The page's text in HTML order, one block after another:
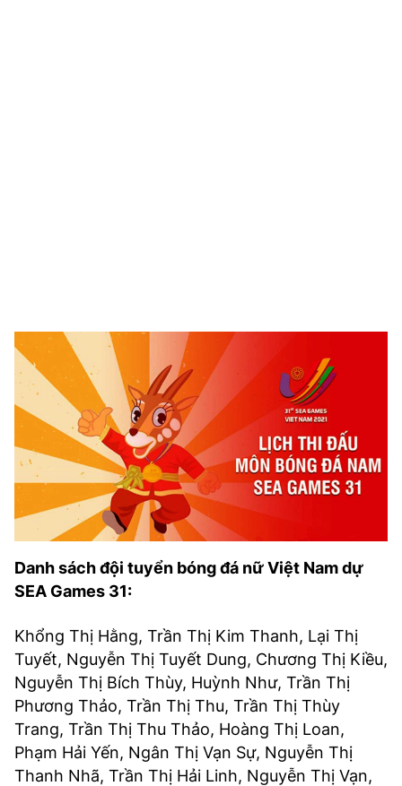
Danh sách đội tuyển bóng đá nữ Việt Nam dự
SEA Games 31:
Khổng Thị Hằng, Trần Thị Kim Thanh, Lại Thị
Tuyết, Nguyễn Thị Tuyết Dung, Chương Thị Kiều,
Nguyễn Thị Bích Thùy, Huỳnh Như, Trần Thị
Phương Thảo, Trần Thị Thu, Trần Thị Thùy
Trang, Trần Thị Thu Thảo, Hoàng Thị Loan,
Phạm Hải Yến, Ngân Thị Vạn Sự, Nguyễn Thị
Thanh Nhã, Trần Thị Hải Linh, Nguyễn Thị Vạn,